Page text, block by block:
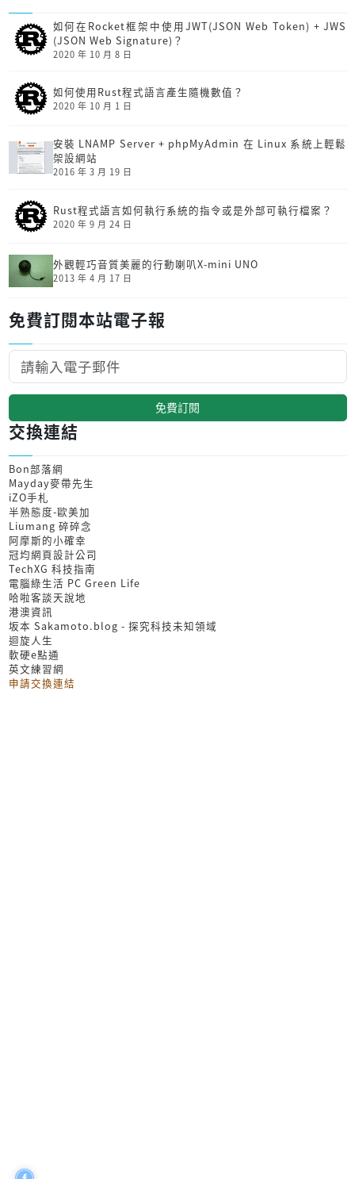
如何在Rocket框架中使用JWT(JSON Web Token) + JWS
(JSON Web Signature)？
2020 年 10 月 8 日
如何使用Rust程式語言產生隨機數值？
2020 年 10 月 1 日
安裝 LNAMP Server + phpMyAdmin 在 Linux 系統上輕鬆
架設網站
2016 年 3 月 19 日
Rust程式語言如何執行系統的指令或是外部可執行檔案？
2020 年 9 月 24 日
外觀輕巧音質美麗的行動喇叭X-mini UNO
2013 年 4 月 17 日
免費訂閱本站電子報
免費訂閱
交換連結
Bon部落網
Mayday麥帶先生
iZO手札
半熟態度-歐美加
Liumang 碎碎念
阿摩斯的小確幸
冠均網頁設計公司
TechXG 科技指南
電腦綠生活 PC Green Life
哈啦客談天說地
港澳資訊
坂本 Sakamoto.blog - 探究科技未知領域
迴旋人生
軟硬e點通
英文練習網
申請交換連結